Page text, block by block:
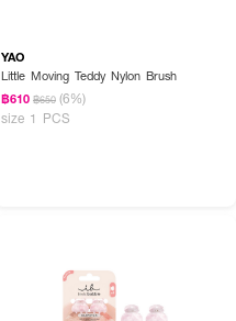
YAO
Little Moving Teddy Nylon Brush
฿610 ฿650 (6%)
size 1 PCS